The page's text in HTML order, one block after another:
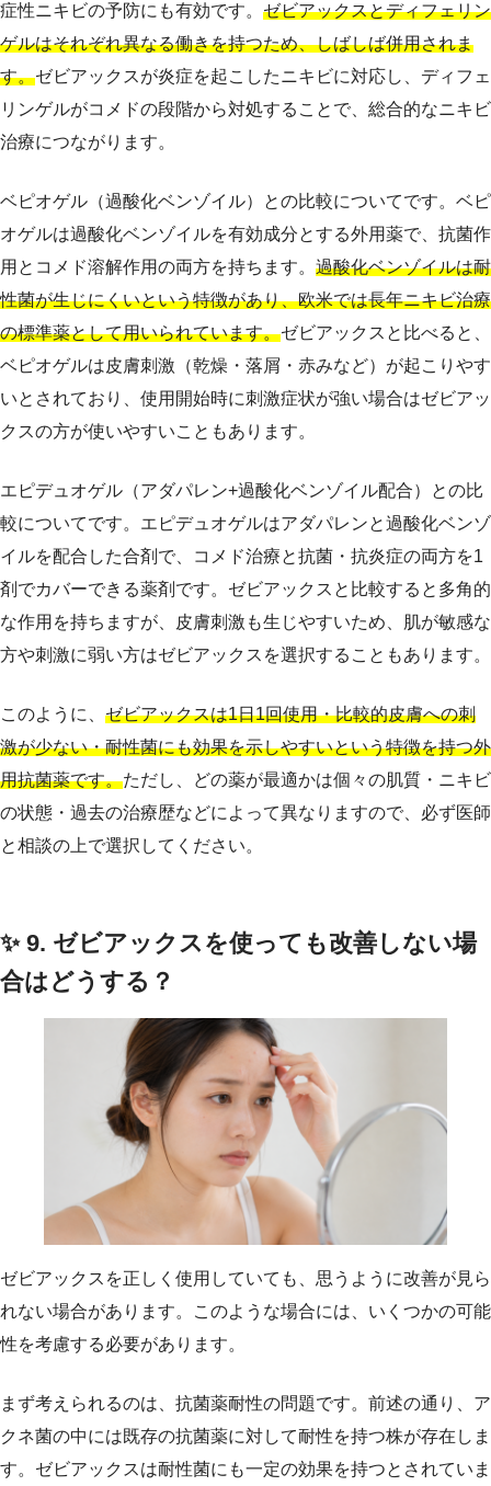
症性ニキビの予防にも有効です。 ゼビアックスとディフェリン
ゲルはそれぞれ異なる働きを持つため、しばしば併用されま
す。ゼビアックスが炎症を起こしたニキビに対応し、ディフェ
リンゲルがコメドの段階から対処することで、総合的なニキビ
治療につながります。
ベピオゲル（過酸化ベンゾイル）との比較についてです。ベピ
オゲルは過酸化ベンゾイルを有効成分とする外用薬で、抗菌作
用とコメド溶解作用の両方を持ちます。 過酸化ベンゾイルは耐
性菌が生じにくいという特徴があり、欧米では長年ニキビ治療
の標準薬として用いられています。ゼビアックスと比べると、
ベピオゲルは皮膚刺激（乾燥・落屑・赤みなど）が起こりやす
いとされており、使用開始時に刺激症状が強い場合はゼビアッ
クスの方が使いやすいこともあります。
エピデュオゲル（アダパレン+過酸化ベンゾイル配合）との比
較についてです。エピデュオゲルはアダパレンと過酸化ベンゾ
イルを配合した合剤で、コメド治療と抗菌・抗炎症の両方を1
剤でカバーできる薬剤です。ゼビアックスと比較すると多角的
な作用を持ちますが、皮膚刺激も生じやすいため、肌が敏感な
方や刺激に弱い方はゼビアックスを選択することもあります。
このように、 ゼビアックスは1日1回使用・比較的皮膚への刺
激が少ない・耐性菌にも効果を示しやすいという特徴を持つ外
用抗菌薬です。ただし、どの薬が最適かは個々の肌質・ニキビ
の状態・過去の治療歴などによって異なりますので、必ず医師
と相談の上で選択してください。
✨ 9. ゼビアックスを使っても改善しない場
合はどうする？
ゼビアックスを正しく使用していても、思うように改善が見ら
れない場合があります。このような場合には、いくつかの可能
性を考慮する必要があります。
まず考えられるのは、抗菌薬耐性の問題です。前述の通り、ア
クネ菌の中には既存の抗菌薬に対して耐性を持つ株が存在しま
す。ゼビアックスは耐性菌にも一定の効果を持つとされていま